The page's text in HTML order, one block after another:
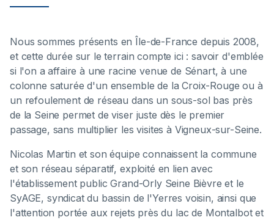
Nous sommes présents en Île-de-France depuis 2008,
et cette durée sur le terrain compte ici : savoir d'emblée
si l'on a affaire à une racine venue de Sénart, à une
colonne saturée d'un ensemble de la Croix-Rouge ou à
un refoulement de réseau dans un sous-sol bas près
de la Seine permet de viser juste dès le premier
passage, sans multiplier les visites à Vigneux-sur-Seine.
Nicolas Martin et son équipe connaissent la commune
et son réseau séparatif, exploité en lien avec
l'établissement public Grand-Orly Seine Bièvre et le
SyAGE, syndicat du bassin de l'Yerres voisin, ainsi que
l'attention portée aux rejets près du lac de Montalbot et